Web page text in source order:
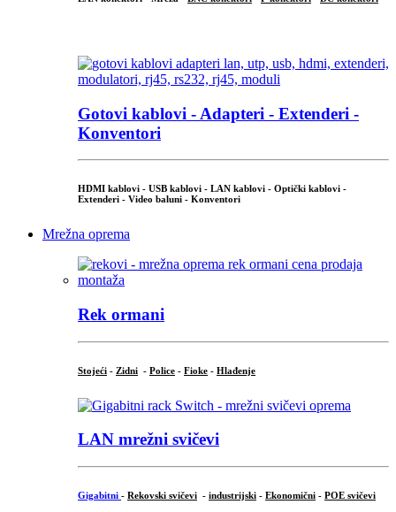
Gotovi kablovi - Adapteri - Extenderi -
Konventori
HDMI kablovi - USB kablovi - LAN kablovi - Optički kablovi -
Extenderi - Video baluni - Konventori
Mrežna oprema
Rek ormani
Stojeći - Zidni - Police - Fioke - Hlađenje
LAN mrežni svičevi
Gigabitni - Rekovski svičevi - industrijski - Ekonomični - POE svičevi